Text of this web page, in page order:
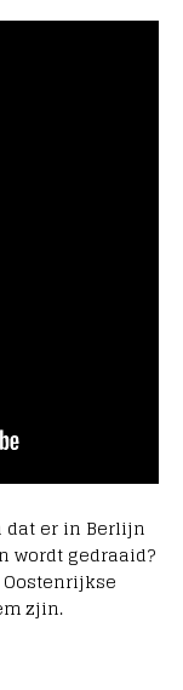
dat er in Berlijn
wordt gedraaid?
zjin.